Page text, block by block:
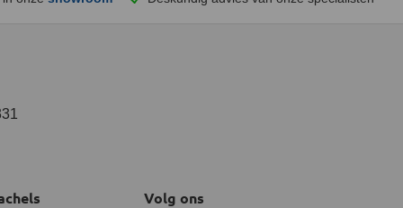
Volg ons